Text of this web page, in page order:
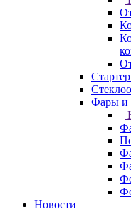
Фары и
Новости